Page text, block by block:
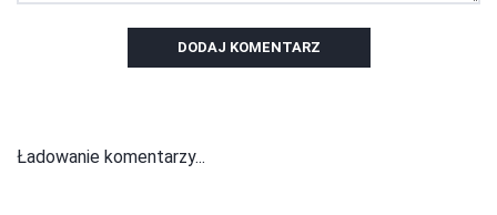
DODAJ KOMENTARZ
Ładowanie komentarzy...